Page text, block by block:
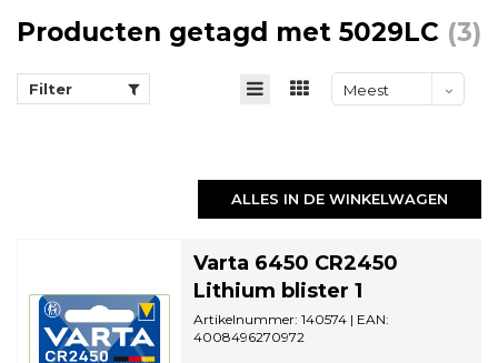
Producten getagd met 5029LC (3)
Filter
Meest
ALLES IN DE WINKELWAGEN
Varta 6450 CR2450
Lithium blister 1
Artikelnummer: 140574 | EAN:
4008496270972